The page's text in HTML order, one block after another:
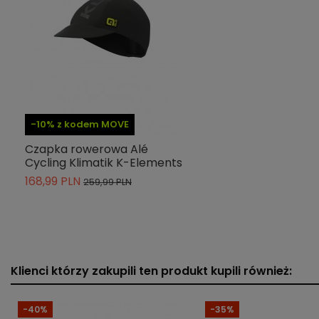
Wiatroszczelność
IndeksL03140119
ean138055528198786
» Podmiot odpowiedzialny
-10% z kodem MOVE
Czapka rowerowa Alé
Cycling Klimatik K-Elements
168,99 PLN 259,99 PLN
Klienci którzy zakupili ten produkt kupili również:
-40% -35%